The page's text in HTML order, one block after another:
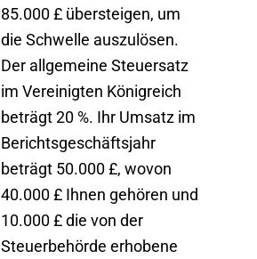
85.000 £ übersteigen, um
die Schwelle auszulösen.
Der allgemeine Steuersatz
im Vereinigten Königreich
beträgt 20 %. Ihr Umsatz im
Berichtsgeschäftsjahr
beträgt 50.000 £, wovon
40.000 £ Ihnen gehören und
10.000 £ die von der
Steuerbehörde erhobene